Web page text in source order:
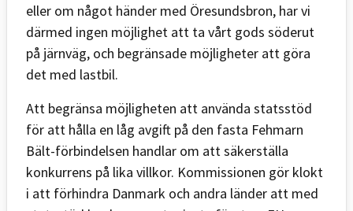
eller om något händer med Öresundsbron, har vi
därmed ingen möjlighet att ta vårt gods söderut
på järnväg, och begränsade möjligheter att göra
det med lastbil.
Att begränsa möjligheten att använda statsstöd
för att hålla en låg avgift på den fasta Fehmarn
Bält-förbindelsen handlar om att säkerställa
konkurrens på lika villkor. Kommissionen gör klokt
i att förhindra Danmark och andra länder att med